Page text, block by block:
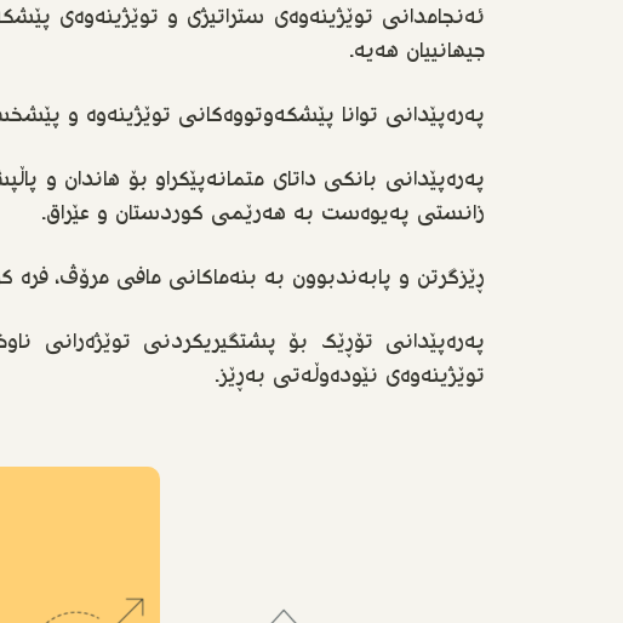
ئەنجامدانی توێژینەوەی ستراتیژی و توێژینەوەی
جیهانییان هەیە.
پەرەپێدانی توانا پێشکەوتووەکانی توێژینەوە و
پەرەپێدانی بانکی داتای متمانەپێکراو بۆ هاندان و
زانستی پەیوەست بە هەرێمی کوردستان و عێراق.
ڕێزگرتن و پابەندبوون بە بنەماکانی مافی مرۆڤ، فرە
پەرەپێدانی تۆڕێک بۆ پشتگیریکردنی توێژەرانی
توێژینەوەی نێودەوڵەتی بەڕێز.